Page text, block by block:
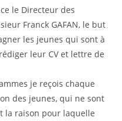
le Directeur des
Franck GAFAN, le but
les jeunes qui sont à
leur CV et lettre de
je reçois chaque
des jeunes, qui ne sont
la raison pour laquelle